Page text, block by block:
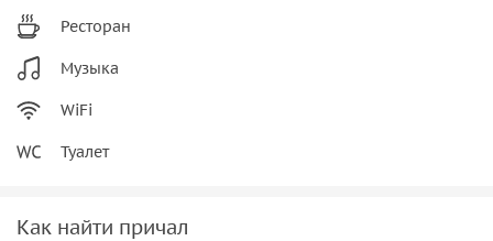
Ресторан
Музыка
WiFi
Туалет
Как найти причал